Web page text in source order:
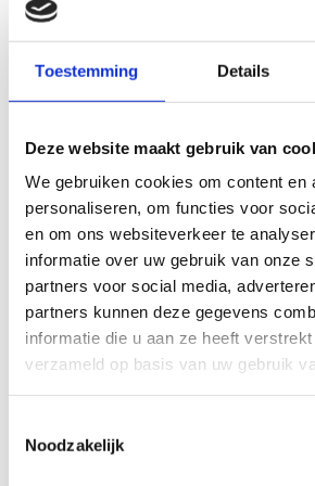
Toestemming Details
Deze website maakt gebruik van
We gebruiken cookies om content en
personaliseren, om functies voor
en om ons websiteverkeer te
informatie over uw gebruik van onze
partners voor social media,
partners kunnen deze gegevens
informatie die u aan ze heeft
verzameld op basis van uw gebruik
Noodzakelijk
Hayet:
“Mijn directeur, Lyke Seriese,
in deze regio geïntroduceerd. Zij is
Amsterdam, waar ze al pionierde met
zoveel moeite met het invullen van
Toen deze functie beschikbaar kwam,
aangegrepen. Ik doe het nu twee jaar,
en heb mijn handen vol.”
Heleen Seubring
Over de samenwerking in de
ouders
Heleen: “Ik ontlast leerkrachten, zodat zij